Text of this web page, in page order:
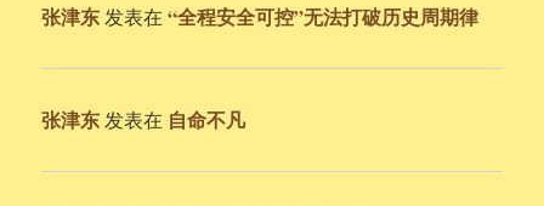
张津东 发表在“全程安全可控”无法打破历史周期律
张津东 发表在 自命不凡